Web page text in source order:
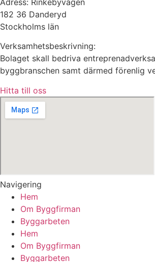
182 36 Danderyd
Stockholms län
Verksamhetsbeskrivning:
Bolaget skall bedriva
byggbranschen samt därmed förenlig
Hitta till oss
Navigering
Hem
Om Byggfirman
Byggarbeten
Hem
Om Byggfirman
Byggarbeten